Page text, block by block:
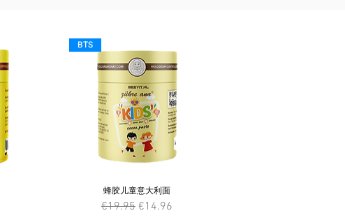
BTS
蜂胶儿童意大利面
一般價格
€19.95 促銷價格
€14.96